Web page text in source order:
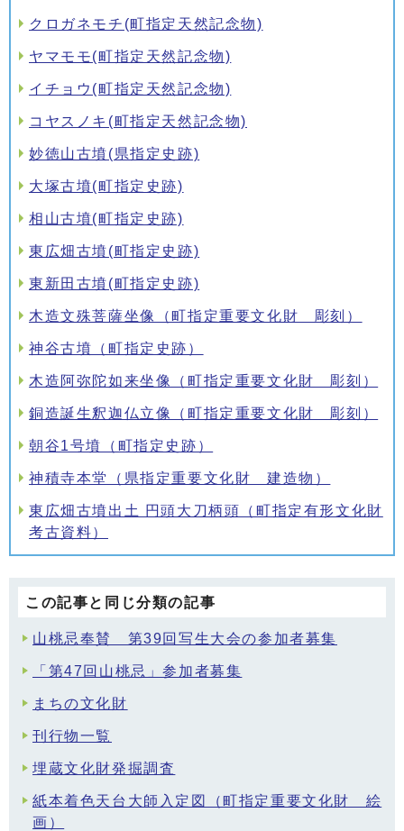
クロガネモチ(町指定天然記念物)
ヤマモモ(町指定天然記念物)
イチョウ(町指定天然記念物)
コヤスノキ(町指定天然記念物)
妙徳山古墳(県指定史跡)
大塚古墳(町指定史跡)
相山古墳(町指定史跡)
東広畑古墳(町指定史跡)
東新田古墳(町指定史跡)
木造文殊菩薩坐像（町指定重要文化財 彫刻）
神谷古墳（町指定史跡）
木造阿弥陀如来坐像（町指定重要文化財 彫刻）
銅造誕生釈迦仏立像（町指定重要文化財 彫刻）
朝谷1号墳（町指定史跡）
神積寺本堂（県指定重要文化財 建造物）
東広畑古墳出土 円頭大刀柄頭（町指定有形文化財
考古資料）
この記事と同じ分類の記事
山桃忌奉賛 第39回写生大会の参加者募集
「第47回山桃忌」参加者募集
まちの文化財
刊行物一覧
埋蔵文化財発掘調査
紙本着色天台大師入定図（町指定重要文化財 絵
画）